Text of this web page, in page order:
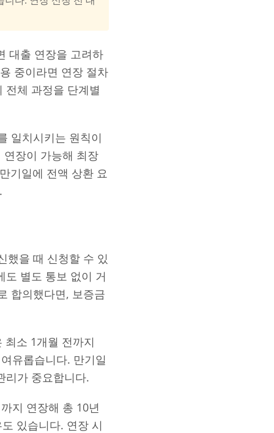
대출 연장을 고려하
중이라면 연장 절차
전체 과정을 단계별
일치시키는 원칙이
장이 가능해 최장
기일에 전액 상환 요
했을 때 신청할 수 있
도 별도 통보 없이 거
합의했다면, 보증금
최소 1개월 전까지
유롭습니다. 만기일
리가 중요합니다.
지 연장해 총 10년
있습니다. 연장 시